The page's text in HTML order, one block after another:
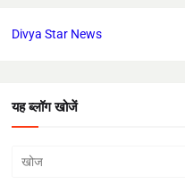
Divya Star News
यह ब्लॉग खोजें